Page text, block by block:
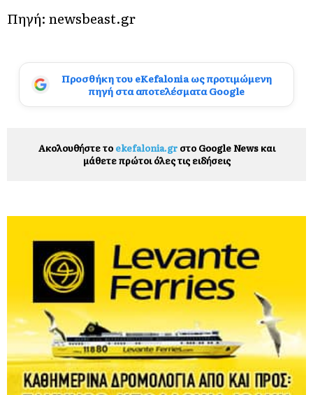
Πηγή: newsbeast.gr
Προσθήκη του eKefalonia ως προτιμώμενη
πηγή στα αποτελέσματα Google
Ακολουθήστε το ekefalonia.grστο Google News και
μάθετε πρώτοι όλες τις ειδήσεις